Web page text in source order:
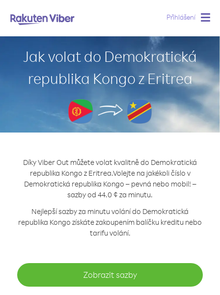
Přihlášení
Jak volat do Demokratická
republika Kongo z Eritrea
Díky Viber Out můžete volat kvalitně do Demokratická
republika Kongo z Eritrea.Volejte na jakékoli číslo v
Demokratická republika Kongo – pevná nebo mobil! –
sazby od 44.0 ¢ za minutu.
Nejlepší sazby za minutu volání do Demokratická
republika Kongo získáte zakoupením balíčku kreditu nebo
tarifu volání.
Zobrazit sazby